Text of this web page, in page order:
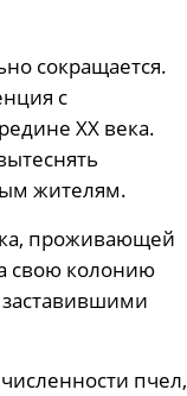
сокращается.
с
XX века.
жителям.
проживающей
свою колонию
пчел,